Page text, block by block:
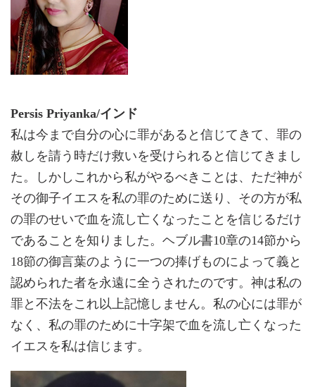
Persis Priyanka/インド
私は今まで自分の心に罪があると信じてきて、罪の
赦しを請う時だけ救いを受けられると信じてきまし
た。しかしこれから私がやるべきことは、ただ神が
その御子イエスを私の罪のために送り、その方が私
の罪のせいで血を流し亡くなったことを信じるだけ
であることを知りました。ヘブル書10章の14節から
18節の御言葉のように一つの捧げものによって義と
認められた者を永遠に全うされたのです。神は私の
罪と不法をこれ以上記憶しません。私の心には罪が
なく、私の罪のために十字架で血を流し亡くなった
イエスを私は信じます。